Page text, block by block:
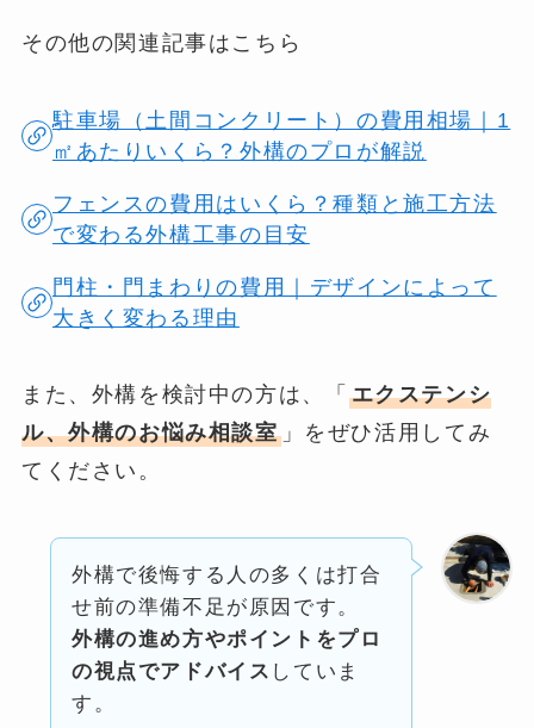
その他の関連記事はこちら
駐車場（土間コンクリート）の費用相場｜1
㎡あたりいくら？外構のプロが解説
フェンスの費用はいくら？種類と施工方法
で変わる外構工事の目安
門柱・門まわりの費用｜デザインによって
大きく変わる理由
また、外構を検討中の方は、「 エクステンシ
ル、外構のお悩み相談室」をぜひ活用してみ
てください。
外構で後悔する人の多くは打合
せ前の準備不足が原因です。
外構の進め方やポイントをプロ
の視点でアドバイス していま
す。